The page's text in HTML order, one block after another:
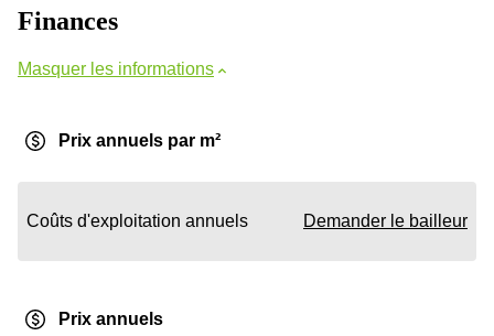
Finances
Masquer les informations
Prix annuels par m²
Coûts d'exploitation annuels Demander le bailleur
Prix annuels